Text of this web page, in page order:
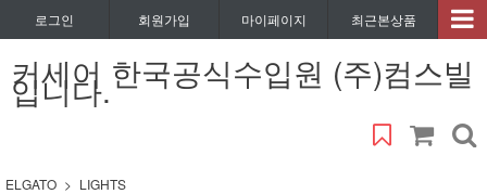
로그인 회원가입 마이페이지 최근본상품
커세어 한국공식수입원 (주)컴스빌
입니다.
ELGATO LIGHTS